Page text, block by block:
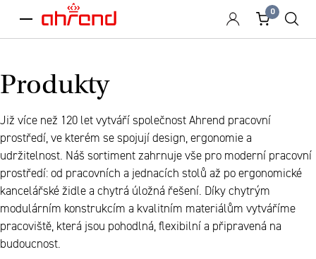
menu
0
Produkty
Již více než 120 let vytváří společnost Ahrend pracovní
prostředí, ve kterém se spojují design, ergonomie a
udržitelnost. Náš sortiment zahrnuje vše pro moderní pracovní
prostředí: od pracovních a jednacích stolů až po ergonomické
kancelářské židle a chytrá úložná řešení. Díky chytrým
modulárním konstrukcím a kvalitním materiálům vytváříme
pracoviště, která jsou pohodlná, flexibilní a připravená na
budoucnost.